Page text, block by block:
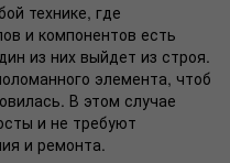
технике, где
и компонентов есть
из них выйдет из строя.
элемента, чтоб
В этом случае
и не требуют
и ремонта.